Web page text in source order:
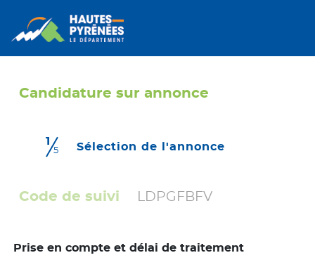
Candidature sur annonce
Code de suivi LDPGFBFV
1
5 Sélection de l'annonce(étape
Prise en compte et délai de traitement